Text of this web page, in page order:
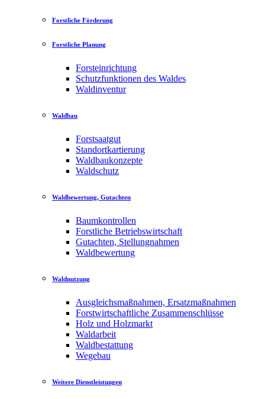
Forstliche Förderung
Forstliche Planung
Forsteinrichtung
Schutzfunktionen des Waldes
Waldinventur
Waldbau
Forstsaatgut
Standortkartierung
Waldbaukonzepte
Waldschutz
Waldbewertung, Gutachten
Baumkontrollen
Forstliche Betriebswirtschaft
Gutachten, Stellungnahmen
Waldbewertung
Waldnutzung
Ausgleichsmaßnahmen, Ersatzmaßnahmen
Forstwirtschaftliche Zusammenschlüsse
Holz und Holzmarkt
Waldarbeit
Waldbestattung
Wegebau
Weitere Dienstleistungen